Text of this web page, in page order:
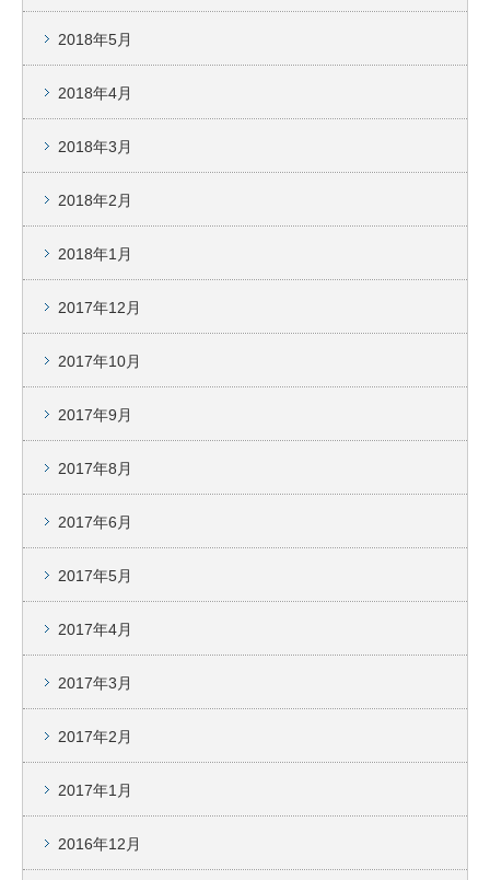
2018年5月
2018年4月
2018年3月
2018年2月
2018年1月
2017年12月
2017年10月
2017年9月
2017年8月
2017年6月
2017年5月
2017年4月
2017年3月
2017年2月
2017年1月
2016年12月